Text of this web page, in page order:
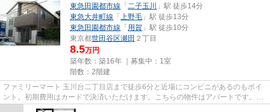
東急田園都市線 「二子玉川
」駅 徒歩14分
東急大井町線 「 上野毛 」駅 徒歩13分
東急田園都市線 「用賀 」駅 徒歩10分
東京都世田谷区瀬田 ２丁目
8.5万円
築年数：築16年 ｜募集中： 1室
階数：2階建
ファミリーマート 玉川台二丁目店まで徒歩6分と近場にコンビニがあるのもポイ
ント。初期費用はカードで決済いただけます。こちらの物件はアパートです。物
件を選ぶ際には陽当たりの良...